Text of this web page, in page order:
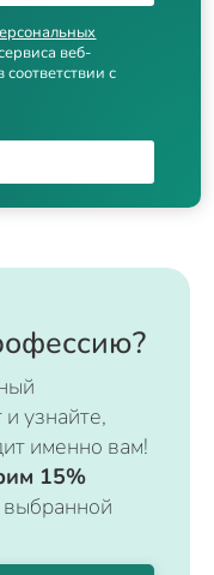
веб-
с
узнайте,
именно вам!
15%
выбранной